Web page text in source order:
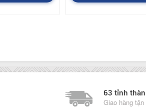
63 tỉnh
Giao hàng tận